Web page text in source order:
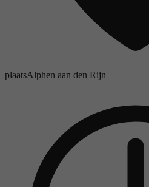
plaatsAlphen aan den Rijn